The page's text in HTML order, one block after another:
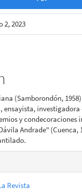
2, 2023
(Samborondón,
investigadora
y condecoraciones
Andrade" (Cuenca,
Revista